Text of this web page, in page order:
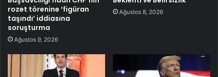
rozet törenine ‘figüran
taşındı’ iddiasına
soruşturma
Ağustos 9, 2026
Ağustos 8, 2026